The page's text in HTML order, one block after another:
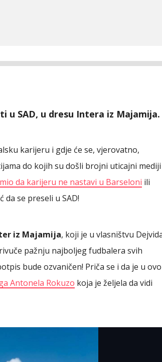
u SAD, u dresu Intera iz Majamija.
karijeru i gdje će se, vjerovatno,
do kojih su došli brojni uticajni mediji
da karijeru ne nastavi u Barseloni ili
da se preseli u SAD!
iz Majamija, koji je u vlasništvu
pažnju najboljeg fudbalera svih
bude ozvaničen! Priča se i da je u
Antonela Rokuzo koja je željela da vidi